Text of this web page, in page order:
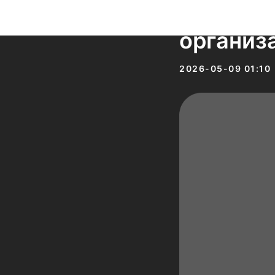
2026-05-09 01:10